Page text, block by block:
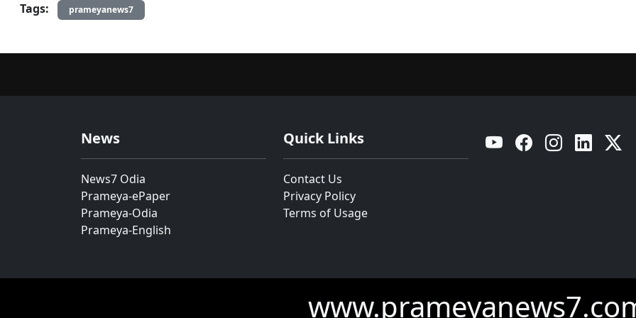
Tags: prameyanews7
News
News7 Odia
Prameya-ePaper
Prameya-Odia
Prameya-English
Quick Links
Contact Us
Privacy Policy
Terms of Usage
YouTube Facebook Instagram